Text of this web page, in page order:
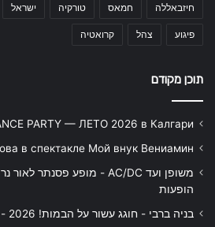
חיזבאללה חמאס טורקיה ישראל
פיגוע צהל קרואטיה
תוכן מקודם
PARTY — ЛЕТО 2026 в Калгари
в спектакле Мой внук Вениамин
הופעות
בניה ברבי - חוגג עשור על הבמות! 2026 - כרטיסים ולוח הופעות